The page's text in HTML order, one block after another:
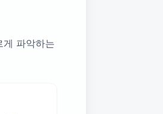
게 파악하는